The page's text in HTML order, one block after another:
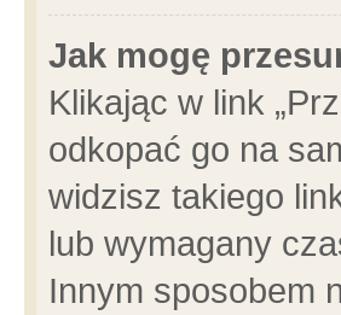
Jak mogę
Klikając w link
odkopać go na
widzisz takiego
lub wymagany
Innym sposobem